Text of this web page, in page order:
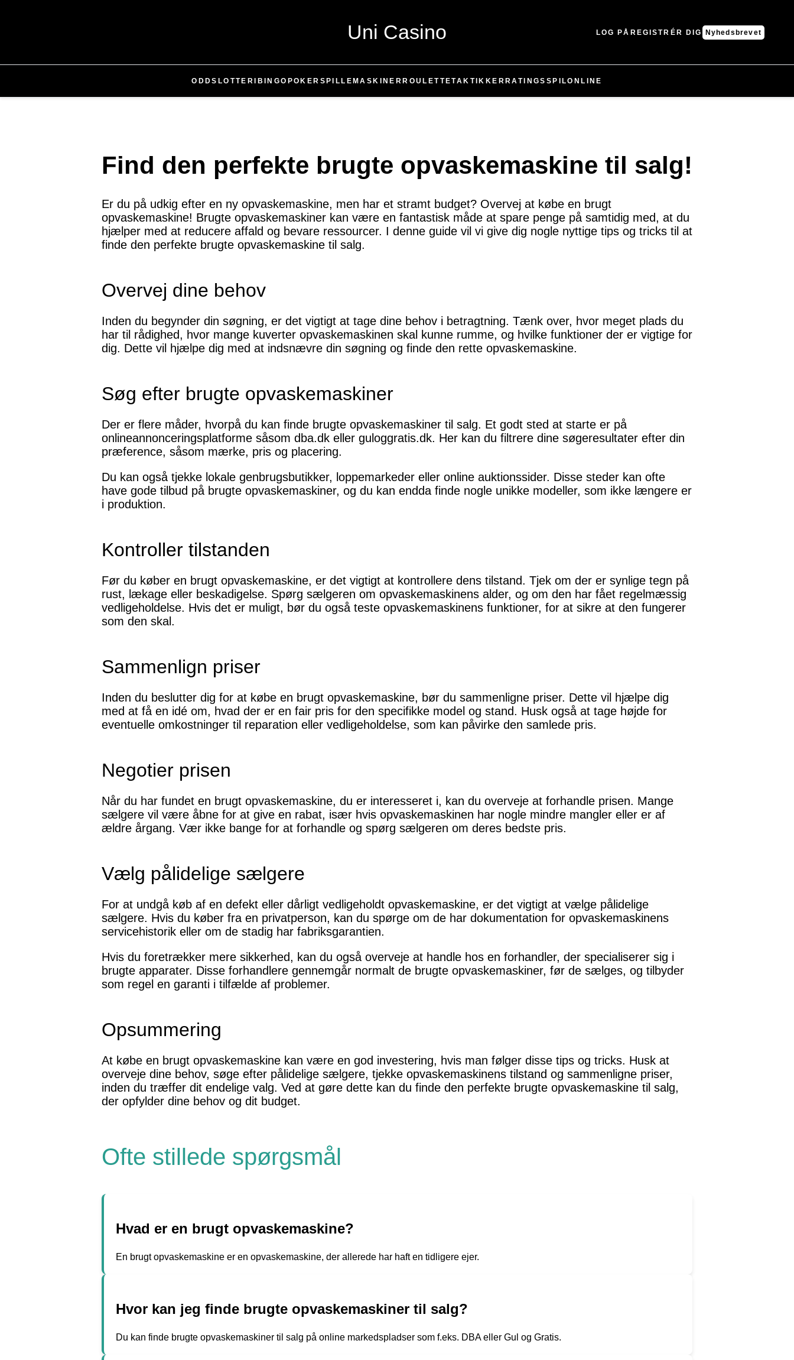
Uni Casino LOG PÅ REGISTRÉR DIG Nyhedsbrevet
ODDS LOTTERI BINGO POKER SPILLEMASKINER ROULETTETAKTIKKER RATINGS SPILONLINE
Find den perfekte brugte opvaskemaskine til salg!
Er du på udkig efter en ny opvaskemaskine, men har et stramt budget? Overvej at købe en brugt
opvaskemaskine! Brugte opvaskemaskiner kan være en fantastisk måde at spare penge på samtidig med, at du
hjælper med at reducere affald og bevare ressourcer. I denne guide vil vi give dig nogle nyttige tips og tricks til at
finde den perfekte brugte opvaskemaskine til salg.
Overvej dine behov
Inden du begynder din søgning, er det vigtigt at tage dine behov i betragtning. Tænk over, hvor meget plads du
har til rådighed, hvor mange kuverter opvaskemaskinen skal kunne rumme, og hvilke funktioner der er vigtige for
dig. Dette vil hjælpe dig med at indsnævre din søgning og finde den rette opvaskemaskine.
Søg efter brugte opvaskemaskiner
Der er flere måder, hvorpå du kan finde brugte opvaskemaskiner til salg. Et godt sted at starte er på
onlineannonceringsplatforme såsom dba.dk eller guloggratis.dk. Her kan du filtrere dine søgeresultater efter din
præference, såsom mærke, pris og placering.
Du kan også tjekke lokale genbrugsbutikker, loppemarkeder eller online auktionssider. Disse steder kan ofte
have gode tilbud på brugte opvaskemaskiner, og du kan endda finde nogle unikke modeller, som ikke længere er
i produktion.
Kontroller tilstanden
Før du køber en brugt opvaskemaskine, er det vigtigt at kontrollere dens tilstand. Tjek om der er synlige tegn på
rust, lækage eller beskadigelse. Spørg sælgeren om opvaskemaskinens alder, og om den har fået regelmæssig
vedligeholdelse. Hvis det er muligt, bør du også teste opvaskemaskinens funktioner, for at sikre at den fungerer
som den skal.
Sammenlign priser
Inden du beslutter dig for at købe en brugt opvaskemaskine, bør du sammenligne priser. Dette vil hjælpe dig
med at få en idé om, hvad der er en fair pris for den specifikke model og stand. Husk også at tage højde for
eventuelle omkostninger til reparation eller vedligeholdelse, som kan påvirke den samlede pris.
Negotier prisen
Når du har fundet en brugt opvaskemaskine, du er interesseret i, kan du overveje at forhandle prisen. Mange
sælgere vil være åbne for at give en rabat, især hvis opvaskemaskinen har nogle mindre mangler eller er af
ældre årgang. Vær ikke bange for at forhandle og spørg sælgeren om deres bedste pris.
Vælg pålidelige sælgere
For at undgå køb af en defekt eller dårligt vedligeholdt opvaskemaskine, er det vigtigt at vælge pålidelige
sælgere. Hvis du køber fra en privatperson, kan du spørge om de har dokumentation for opvaskemaskinens
servicehistorik eller om de stadig har fabriksgarantien.
Hvis du foretrækker mere sikkerhed, kan du også overveje at handle hos en forhandler, der specialiserer sig i
brugte apparater. Disse forhandlere gennemgår normalt de brugte opvaskemaskiner, før de sælges, og tilbyder
som regel en garanti i tilfælde af problemer.
Opsummering
At købe en brugt opvaskemaskine kan være en god investering, hvis man følger disse tips og tricks. Husk at
overveje dine behov, søge efter pålidelige sælgere, tjekke opvaskemaskinens tilstand og sammenligne priser,
inden du træffer dit endelige valg. Ved at gøre dette kan du finde den perfekte brugte opvaskemaskine til salg,
der opfylder dine behov og dit budget.
Ofte stillede spørgsmål
Hvad er en brugt opvaskemaskine?
En brugt opvaskemaskine er en opvaskemaskine, der allerede har haft en tidligere ejer.
Hvor kan jeg finde brugte opvaskemaskiner til salg?
Du kan finde brugte opvaskemaskiner til salg på online markedspladser som f.eks. DBA eller Gul og Gratis.